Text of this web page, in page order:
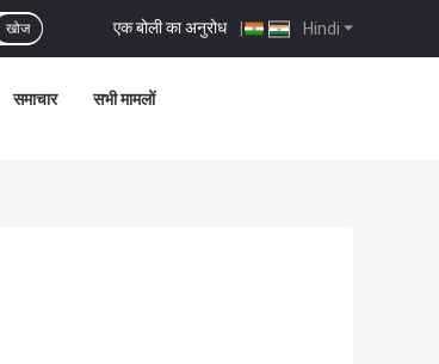
Hindi
एक बोली का अनुरोध |
खोज
समाचार सभी मामलों